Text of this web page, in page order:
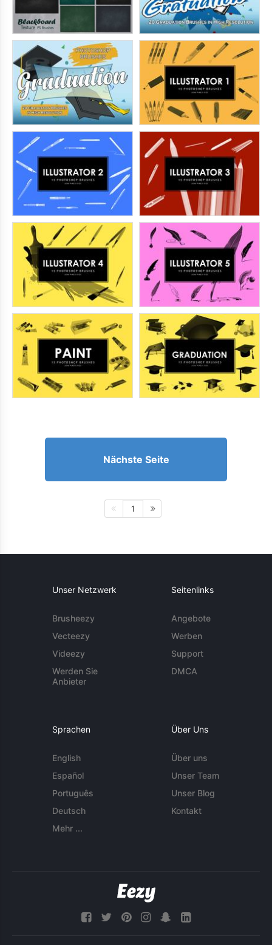
Nächste Seite
1
Unser Netzwerk
Brusheezy
Vecteezy
Videezy
Werden Sie
Anbieter
Seitenlinks
Angebote
Werben
Support
DMCA
Sprachen
English
Español
Português
Deutsch
Mehr ...
Über Uns
Über uns
Unser Team
Unser Blog
Kontakt